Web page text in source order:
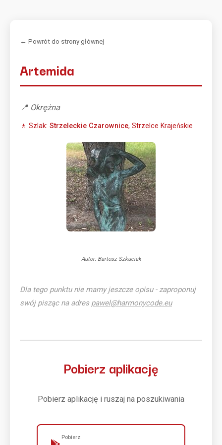
← Powrót do strony głównej
Artemida
📍 Okrężna
🚶 Szlak: Strzeleckie Czarownice, Strzelce Krajeńskie
Autor: Bartosz Szkuciak
Dla tego punktu nie mamy jeszcze opisu - zaproponuj
swój pisząc na adres pawel@harmonycode.eu
Pobierz aplikację
Pobierz aplikację i ruszaj na poszukiwania
Pobierz